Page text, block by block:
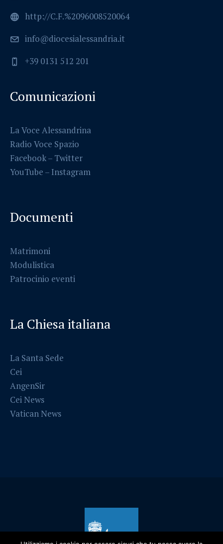
http://C.F.%2096008520064
info@diocesialessandria.it
+39 0131 512 201
Comunicazioni
La Voce Alessandrina
Radio Voce Spazio
Facebook– Twitter
YouTube – Instagram
Documenti
Matrimoni
Modulistica
Patrocinio eventi
La Chiesa italiana
La Santa Sede
Cei
AngenSir
Cei News
Vatican News